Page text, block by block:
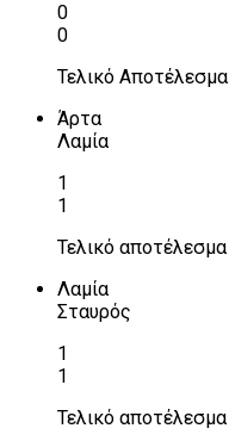
0
0
Τελικό Αποτέλεσμα
Άρτα
Λαμία
1
1
Τελικό αποτέλεσμα
Λαμία
Σταυρός
1
1
Τελικό αποτέλεσμα